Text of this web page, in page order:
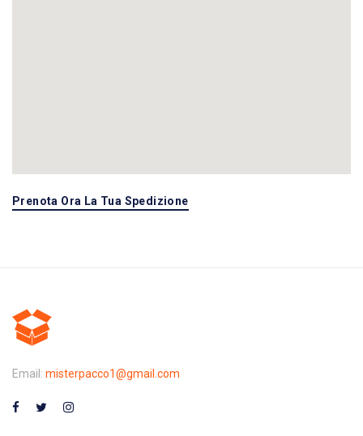
Prenota Ora La Tua Spedizione
Email: misterpacco1@gmail.com